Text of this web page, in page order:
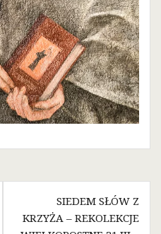
SIEDEM SŁÓW Z
KRZYŻA – REKOLEKCJE